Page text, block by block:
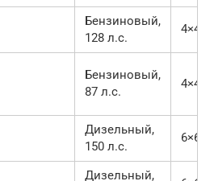
Бензиновый,
128 л.с.
4×4
Бензиновый,
87 л.с.
4×4
Дизельный,
150 л.с.
6×6
Дизельный,